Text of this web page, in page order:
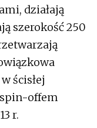
działają
szerokość 250
ścisłej
spin-offem
r.